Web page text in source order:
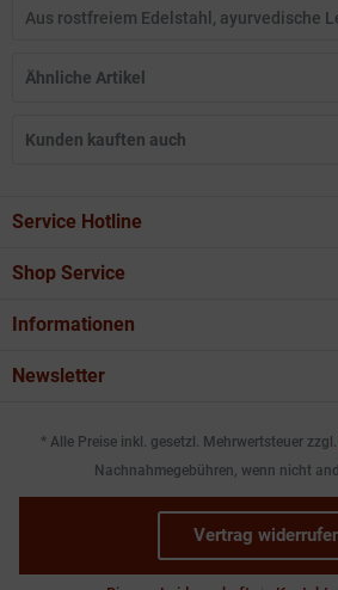
Aus rostfreiem Edelstahl, ayurvedische
Ähnliche Artikel
Kunden kauften auch
Service Hotline
Shop Service
Informationen
Newsletter
* Alle Preise inkl. gesetzl. Mehrwertsteuer zzgl.
Nachnahmegebühren, wenn nicht
Vertrag